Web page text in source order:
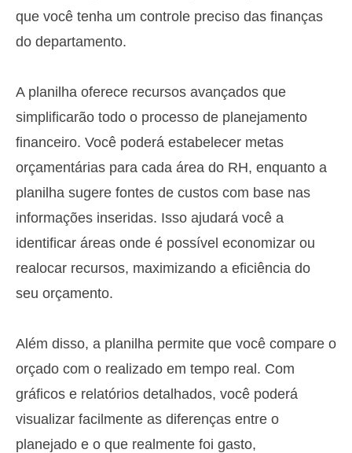
que você tenha um controle preciso das finanças
do departamento.
A planilha oferece recursos avançados que
simplificarão todo o processo de planejamento
financeiro. Você poderá estabelecer metas
orçamentárias para cada área do RH, enquanto a
planilha sugere fontes de custos com base nas
informações inseridas. Isso ajudará você a
identificar áreas onde é possível economizar ou
realocar recursos, maximizando a eficiência do
seu orçamento.
Além disso, a planilha permite que você compare o
orçado com o realizado em tempo real. Com
gráficos e relatórios detalhados, você poderá
visualizar facilmente as diferenças entre o
planejado e o que realmente foi gasto,